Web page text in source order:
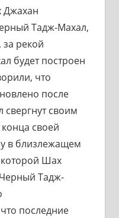
Джахан
Тадж-Махал,
рекой
будет построен
что
после
своим
своей
в близлежащем
Шах
Тадж-
последние